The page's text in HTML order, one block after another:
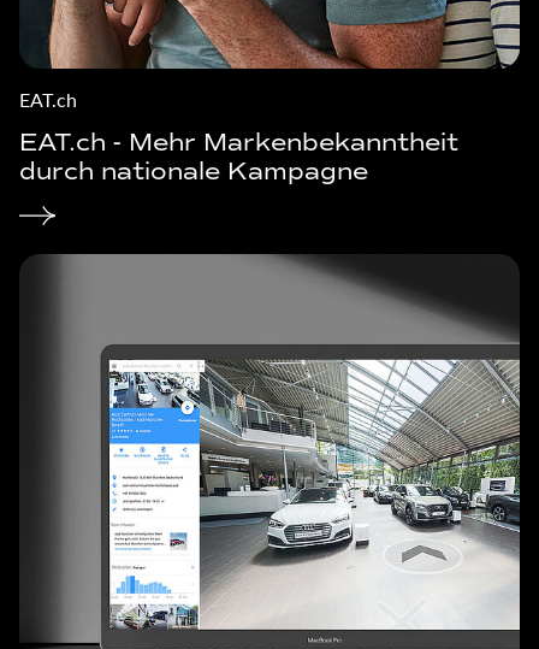
EAT.ch
EAT.ch - Mehr Markenbekanntheit
durch nationale Kampagne